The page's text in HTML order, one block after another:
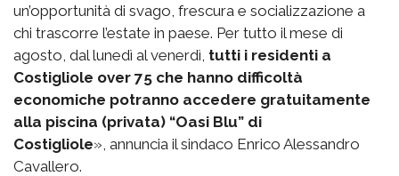
un’opportunità di svago, frescura e socializzazione a
chi trascorre l’estate in paese. Per tutto il mese di
agosto, dal lunedì al venerdì, tutti i residenti a
Costigliole over 75 che hanno difficoltà
economiche potranno accedere gratuitamente
alla piscina (privata) “Oasi Blu” di
Costigliole», annuncia il sindaco Enrico Alessandro
Cavallero.